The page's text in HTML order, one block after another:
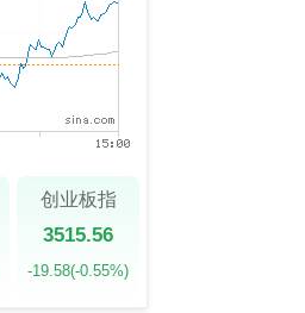
创业板指
3515.56
-19.58(-0.55%)